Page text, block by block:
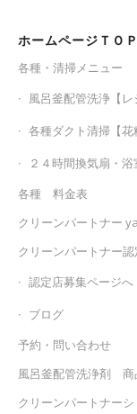
ホームページＴＯＰ
各種・清掃メニュー
風呂釜配管洗浄【レ
各種ダクト清掃【花
２４時間換気扇・
各種 料金表
クリーンパートナー
クリーンパートナー
認定店募集ページへ
ブログ
予約・問い合わせ
風呂釜配管洗浄剤 商
クリーンパートナー